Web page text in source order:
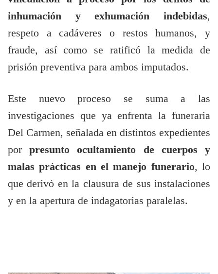
inhumación y exhumación indebidas,
respeto a cadáveres o restos humanos, y
fraude, así como se ratificó la medida de
prisión preventiva para ambos imputados.
Este nuevo proceso se suma a las
investigaciones que ya enfrenta la funeraria
Del Carmen, señalada en distintos expedientes
porpresunto ocultamiento de cuerpos y
malas prácticas en el manejo funerario, lo
que derivó en la clausura de sus instalaciones
y en la apertura de indagatorias paralelas.